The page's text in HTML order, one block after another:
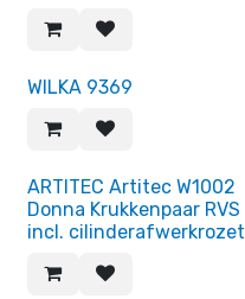
WILKA 9369
ARTITEC Artitec W1002
Donna Krukkenpaar RVS
incl. cilinderafwerkrozet